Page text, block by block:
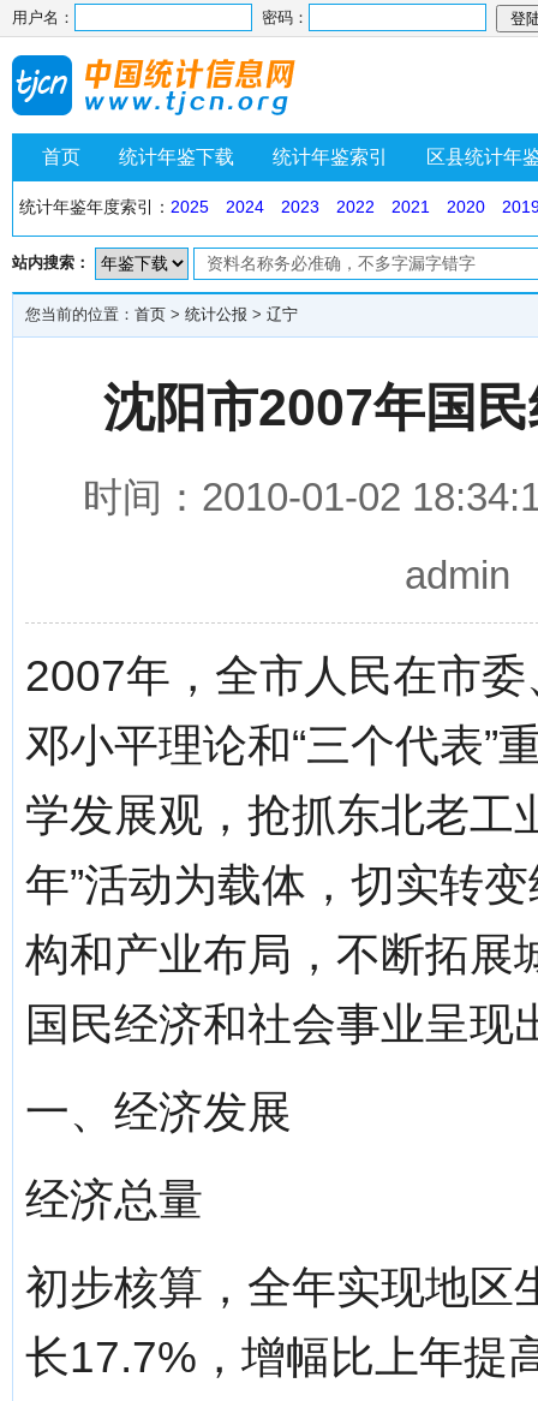
用户名： 密码：
首页 统计年鉴下载 统计年鉴索引 区县统计年
统计年鉴年度索引： 2025 2024 2023 2022 2021 2020
站内搜索：
您当前的位置： 首页 > 统计公报 > 辽宁
沈阳市2007年国
时间：2010-01-02
admin
2007年，全市人民在市
邓小平理论和“三个代表”
学发展观，抢抓东北老工
年”活动为载体，切实转
构和产业布局，不断拓展
国民经济和社会事业呈
一、经济发展
经济总量
初步核算，全年实现地区
长17.7%，增幅比上年提